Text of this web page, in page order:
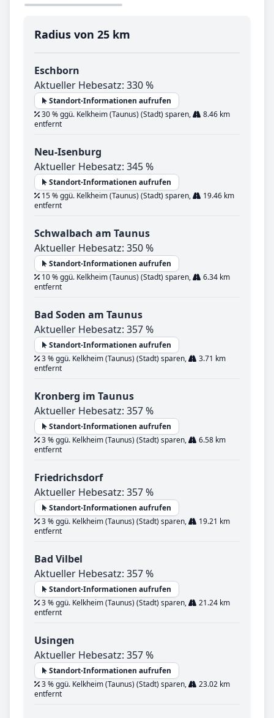
Radius von 25 km
Eschborn
Aktueller Hebesatz: 330 %
Standort-Informationen aufrufen
30 % ggü. Kelkheim (Taunus) (Stadt) sparen,
8.46 km
entfernt
Neu-Isenburg
Aktueller Hebesatz: 345 %
Standort-Informationen aufrufen
15 % ggü. Kelkheim (Taunus) (Stadt) sparen,
19.46 km
entfernt
Schwalbach am Taunus
Aktueller Hebesatz: 350 %
Standort-Informationen aufrufen
10 % ggü. Kelkheim (Taunus) (Stadt) sparen,
6.34 km
entfernt
Bad Soden am Taunus
Aktueller Hebesatz: 357 %
Standort-Informationen aufrufen
3 % ggü. Kelkheim (Taunus) (Stadt) sparen,
3.71 km
entfernt
Kronberg im Taunus
Aktueller Hebesatz: 357 %
Standort-Informationen aufrufen
3 % ggü. Kelkheim (Taunus) (Stadt) sparen,
6.58 km
entfernt
Friedrichsdorf
Aktueller Hebesatz: 357 %
Standort-Informationen aufrufen
3 % ggü. Kelkheim (Taunus) (Stadt) sparen,
19.21 km
entfernt
Bad Vilbel
Aktueller Hebesatz: 357 %
Standort-Informationen aufrufen
3 % ggü. Kelkheim (Taunus) (Stadt) sparen,
21.24 km
entfernt
Usingen
Aktueller Hebesatz: 357 %
Standort-Informationen aufrufen
3 % ggü. Kelkheim (Taunus) (Stadt) sparen,
23.02 km
entfernt